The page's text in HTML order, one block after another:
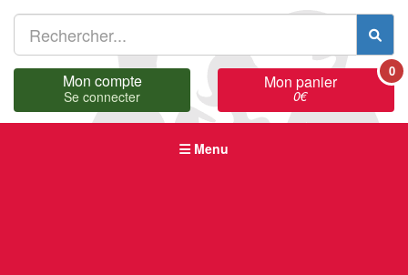
Mon compte
Se connecter
Mon panier
0€
0
Menu